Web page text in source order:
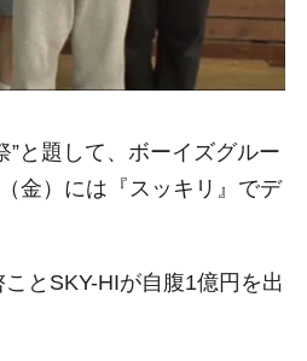
と題して、ボーイズグルー
金）には『スッキリ』でデ
とSKY-HIが自腹1億円を出